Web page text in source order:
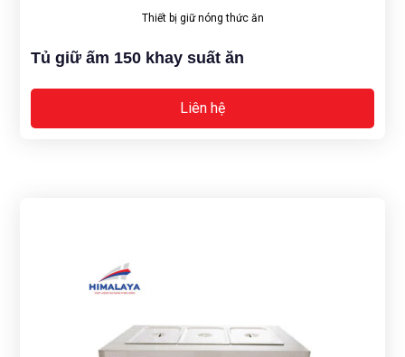
Thiết bị giữ nóng thức ăn
Tủ giữ ấm 150 khay suất ăn
Liên hệ